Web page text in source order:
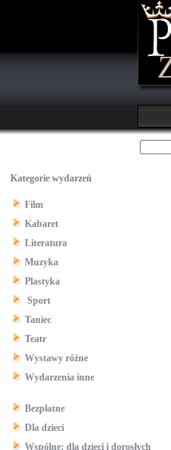
Kategorie wydarzeń
Film
Kabaret
Literatura
Muzyka
Plastyka
Sport
Taniec
Teatr
Wystawy różne
Wydarzenia inne
Bezpłatne
Dla dzieci
Wspólne: dla dzieci i dorosłych